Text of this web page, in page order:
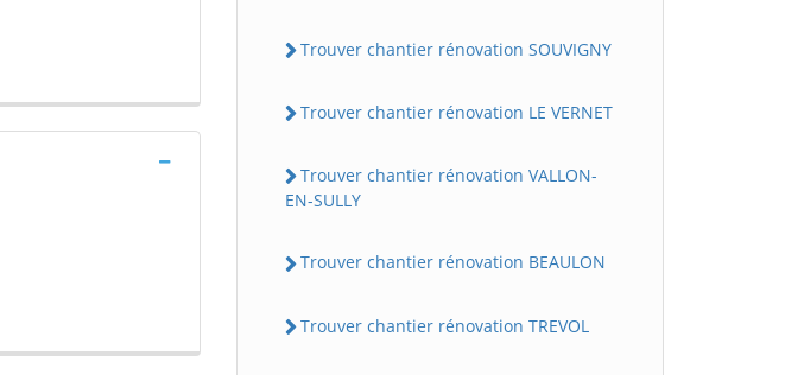
Trouver chantier rénovation SOUVIGNY
Trouver chantier rénovation LE VERNET
Trouver chantier rénovation VALLON-
EN-SULLY
Trouver chantier rénovation BEAULON
Trouver chantier rénovation TREVOL